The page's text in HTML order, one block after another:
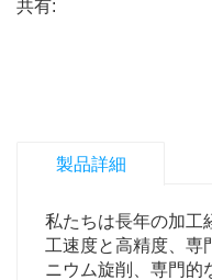
共有:
製品詳細
私たちは長年の加工
工速度と高精度、専
ニウム旋削、専門的